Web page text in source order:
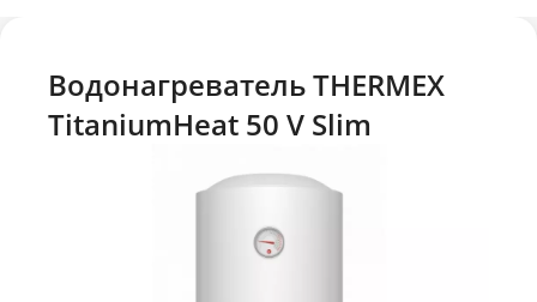
Водонагреватель THERMEX
TitaniumHeat 50 V Slim